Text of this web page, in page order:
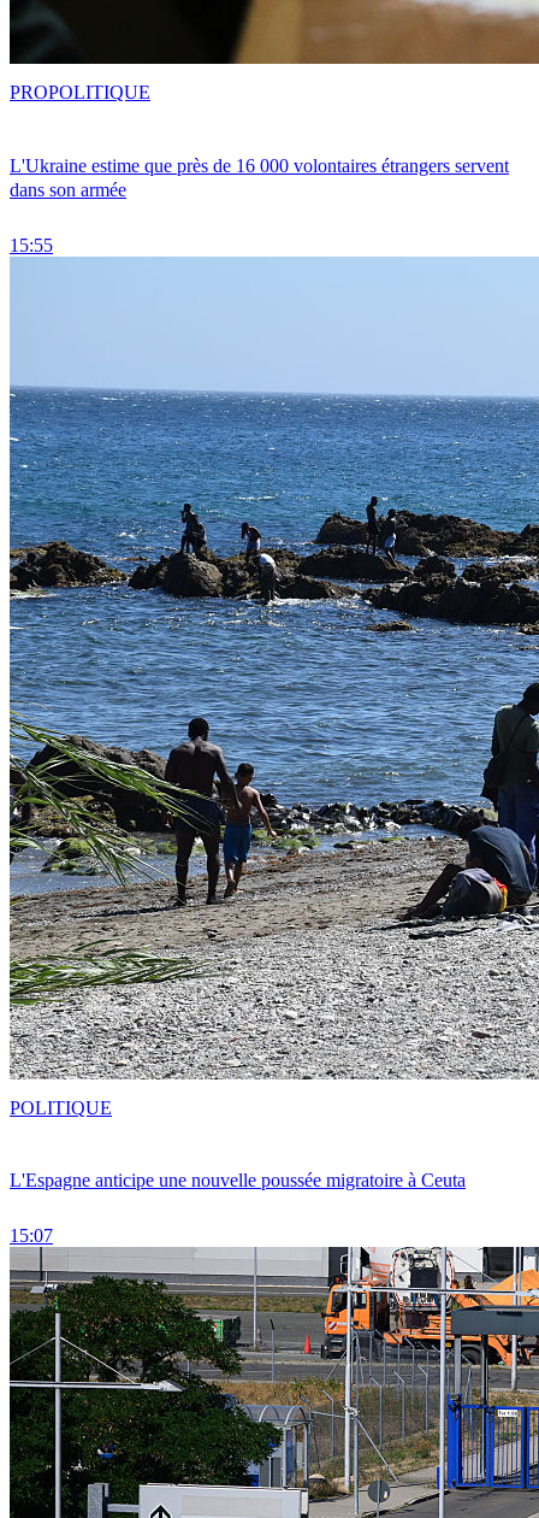
L'Ukraine estime que près de 16 000 volontaires étrangers servent
dans son armée
15:55
PROPOLITIQUE
L'Espagne anticipe une nouvelle poussée migratoire à Ceuta
15:07
POLITIQUE